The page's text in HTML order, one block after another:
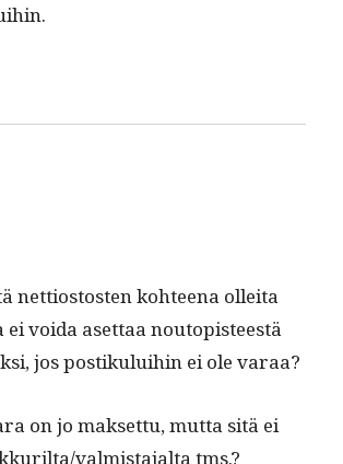
net­tios­tosten kohteena ollei­ta
voi­da aset­taa noutopis­teestä
jos postiku­lui­hin ei ole varaa?
on jo mak­set­tu, mut­ta sitä ei
valmistajalta tms.?